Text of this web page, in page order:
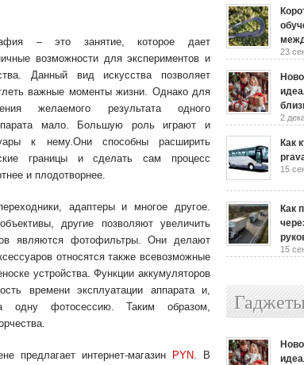
– это занятие, которое дает
возможности для экспериментов и
Данный вид искусства позволяет
важные моменты жизни. Однако для
желаемого результата одного
мало. Большую роль играют и
к нему.Они способны расширить
границы и сделать сам процесс
и плодотворнее.
адаптеры и многое другое.
другие позволяют увеличить
являются фотофильтры. Они делают
относятся также всевозможные
устройства. Функции аккумуляторов
времени эксплуатации аппарата и,
одну фотосессию. Таким образом,
предлагает интернет-магазин PYN. В
23
2
Как
15
Как
15